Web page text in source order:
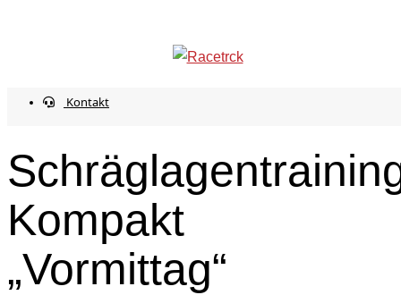
Kontakt
Kompakt
„Vormittag“